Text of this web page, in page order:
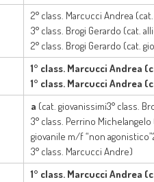
2° class. Marcucci Andrea
3° class. Brogi Gerardo (cat.
2° class. Brogi Gerardo (cat.
1° class. Marcucci Andrea
1° class. Marcucci Andrea
a (cat. giovanissimi3° class.
3° class. Perrino
giovanile m/f “non
3° class. Marcucci Andre)
1° class. Marcucci Andrea